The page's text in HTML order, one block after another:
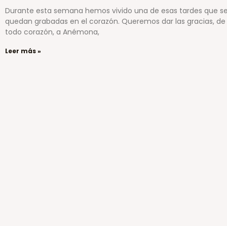
Durante esta semana hemos vivido una de esas tardes que
quedan grabadas en el corazón. Queremos dar las gracias, de
todo corazón, a Anémona,
Leer más »